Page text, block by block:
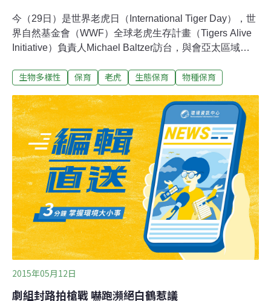
今（29日）是世界老虎日（International Tiger Day），世
界自然基金會（WWF）全球老虎生存計畫（Tigers Alive
Initiative）負責人Michael Baltzer訪台，與會亞太區域網
討論，為長遠保育政策共同努力。東亞野生物貿易研究委
郁琪則表示，雖然台灣不是主要棲地，但參與保育並不遙
遠，印尼、馬來西亞大量種植棕櫚樹而清空熱帶雨林，造
成老虎流離失所，此刻，你可以從盡量不使用棕櫚油製品
響應行動！亞洲標記的老虎 一百年間野生老虎自10萬隻重
挫至3890隻座談前，WWF會同香港網路NGO組織
DotAsia舉行世界老虎日記者會，DotAsia行政總裁鍾宏安
表示，DotAsia以經營網域名稱作為收入來源，致力貢獻
社群力量及推動亞洲區域網站的
生物多樣性 保育 老虎 生態保育 物種保育
2015年05月12日
劇組封路拍槍戰 嚇跑瀕絕白鶴惹議